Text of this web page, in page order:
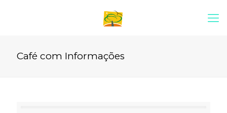
Café com Informações